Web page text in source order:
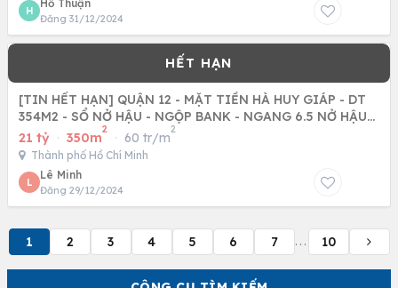
H
Hồ Thuận
Đăng 31/12/2024
[TIN HẾT HẠN] QUẬN 12 - MẶT TIỀN HÀ HUY GIÁP - DT
354M2 - SỔ NỞ HẬU - NGỘP BANK - NGANG 6.5 NỞ HẬU
10 - GIÁ 21 TỶ
21 tỷ · 350m
2
· 60 tr/m
2
Thành phố Hồ Chí Minh
L
Lê Minh
Đăng 29/12/2024
1 2 3 4 5 6 7 ... 10